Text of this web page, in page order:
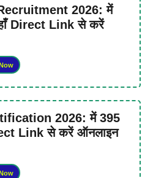
2026: में
Direct Link से करें
2026: में 395
Link से करें ऑनलाइन